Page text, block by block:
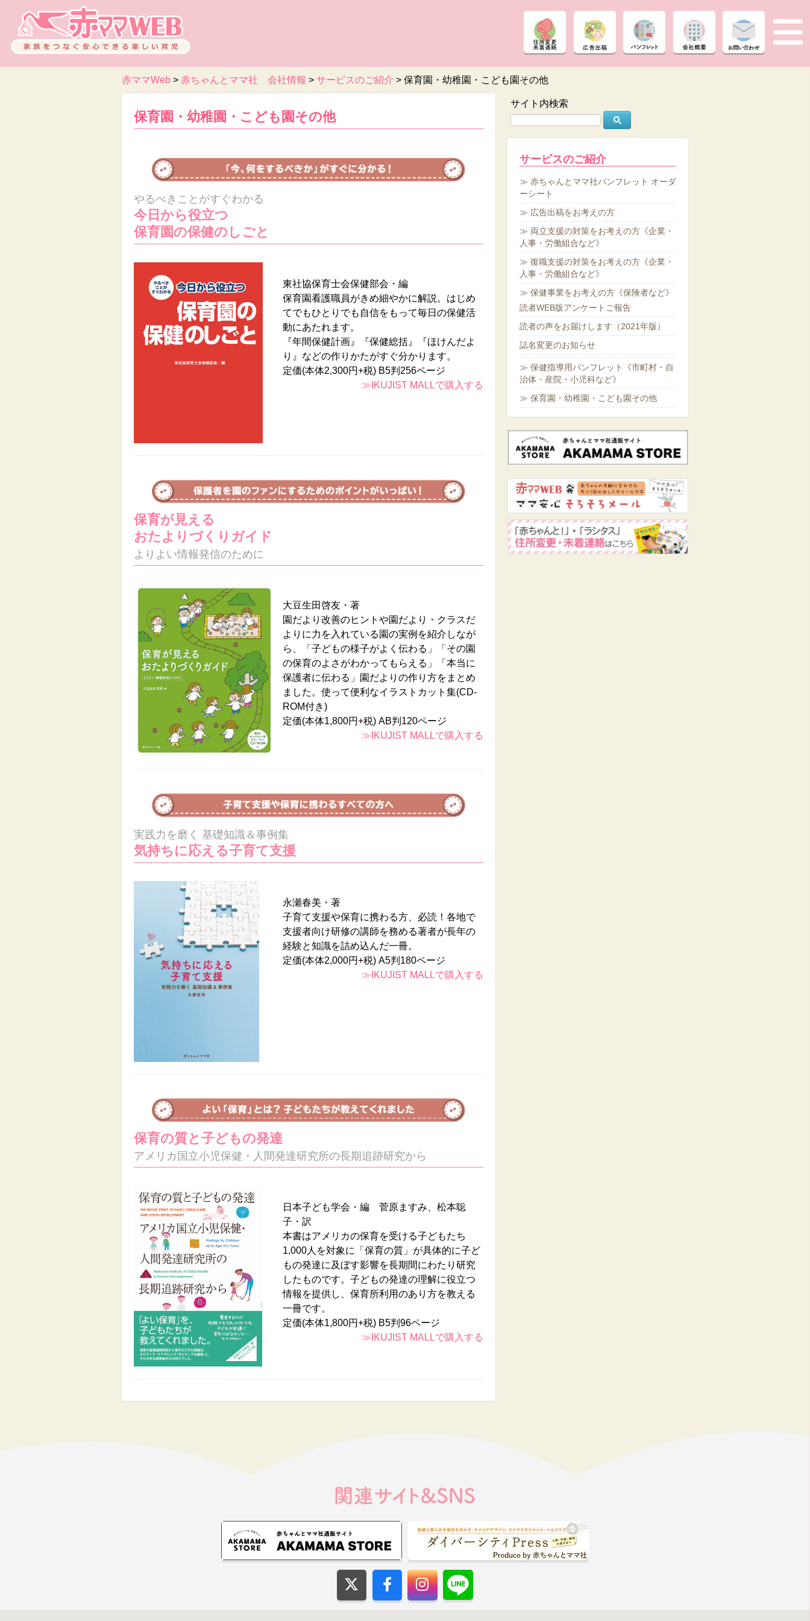
赤ママWeb > 赤ちゃんとママ社 会社情報 > サービスのご紹介 > 保育園・幼稚園・こども園その他
保育園・幼稚園・こども園その他
やるべきことがすぐわかる
今日から役立つ
保育園の保健のしごと
東社協保育士会保健部会・編
保育園看護職員がきめ細やかに解説。はじめ
てでもひとりでも自信をもって毎日の保健活
動にあたれます。
『年間保健計画』『保健総括』『ほけんだよ
り』などの作りかたがすぐ分かります。
定価(本体2,300円+税) B5判256ページ
≫IKUJIST MALLで購入する
保育が見える
おたよりづくりガイド
よりよい情報発信のために
大豆生田啓友・著
園だより改善のヒントや園だより・クラスだ
よりに力を入れている園の実例を紹介しなが
ら、「子どもの様子がよく伝わる」「その園
の保育のよさがわかってもらえる」「本当に
保護者に伝わる」園だよりの作り方をまとめ
ました。使って便利なイラストカット集(CD-
ROM付き)
定価(本体1,800円+税) AB判120ページ
≫IKUJIST MALLで購入する
実践力を磨く 基礎知識＆事例集
気持ちに応える子育て支援
永瀬春美・著
子育て支援や保育に携わる方、必読！各地で
支援者向け研修の講師を務める著者が長年の
経験と知識を詰め込んだ一冊。
定価(本体2,000円+税) A5判180ページ
≫IKUJIST MALLで購入する
保育の質と子どもの発達
アメリカ国立小児保健・人間発達研究所の長期追跡研究から
日本子ども学会・編 菅原ますみ、松本聡
子・訳
本書はアメリカの保育を受ける子どもたち
1,000人を対象に「保育の質」が具体的に子ど
もの発達に及ぼす影響を長期間にわたり研究
したものです。子どもの発達の理解に役立つ
情報を提供し、保育所利用のあり方を教える
一冊です。
定価(本体1,800円+税) B5判96ページ
≫IKUJIST MALLで購入する
サイト内検索
サービスのご紹介
赤ちゃんとママ社パンフレット オーダ
ーシート
広告出稿をお考えの方
両立支援の対策をお考えの方《企業・
人事・労働組合など》
復職支援の対策をお考えの方《企業・
人事・労働組合など》
保健事業をお考えの方《保険者など》
読者WEB版アンケートご報告
読者の声をお届けします（2021年版）
誌名変更のお知らせ
保健指導用パンフレット《市町村・自
治体・産院・小児科など》
保育園・幼稚園・こども園その他